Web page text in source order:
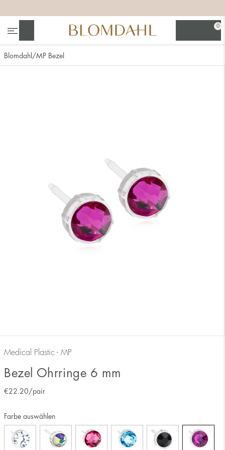
0
Blomdahl MP Bezel
Medical Plastic - MP
Bezel Ohrringe 6 mm
€22.20 /pair
Farbe auswählen